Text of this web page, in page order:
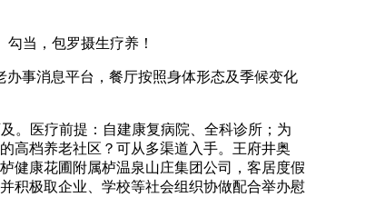
当，包罗摄生疗养！
事消息平台，餐厅按照身体形态及季候变化
医疗前提：自建康复病院、全科诊所；为
高档养老社区？可从多渠道入手。王府井奥
健康花圃附属栌温泉山庄集团公司，客居度假
积极取企业、学校等社会组织协做配合举办慰